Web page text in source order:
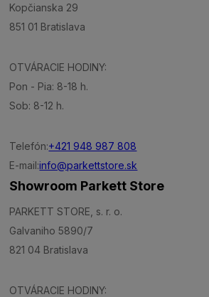
Kopčianska 29
851 01 Bratislava
OTVÁRACIE HODINY:
Pon - Pia: 8-18 h.
Sob: 8-12 h.
Telefón:+421 948 987 808
E-mail:info@parkettstore.sk
Showroom Parkett Store
PARKETT STORE, s. r. o.
Galvaniho 5890/7
821 04 Bratislava
OTVÁRACIE HODINY: